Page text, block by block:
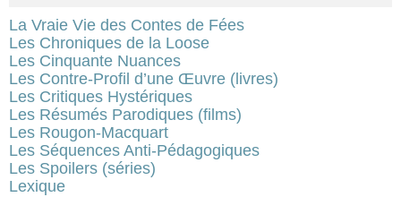
La Vraie Vie des Contes de Fées
Les Chroniques de la Loose
Les Cinquante Nuances
Les Contre-Profil d’une Œuvre (livres)
Les Critiques Hystériques
Les Résumés Parodiques (films)
Les Rougon-Macquart
Les Séquences Anti-Pédagogiques
Les Spoilers (séries)
Lexique